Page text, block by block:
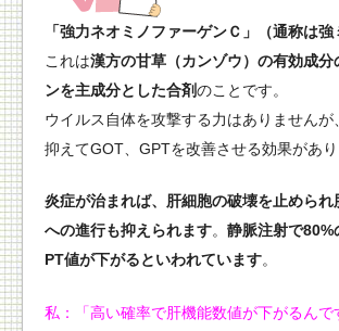
「強力ネオミノファーゲンＣ」（通称は
これは漢方の甘草（カンゾウ）の有効成分
ンを主成分とした合剤のことです。
ウイルス自体を攻撃する力はありませんが
抑えてGOT、GPTを改善させる効果があり
炎症が治まれば、肝細胞の破壊を止められ
への進行も抑えられます。 静脈注射で80%
PT値が下がるといわれています。
私：「高い確率で肝機能数値が下がるんで